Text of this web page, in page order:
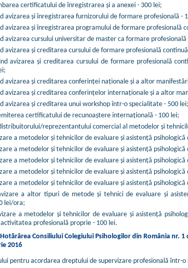
certificatului de înregistrarea şi a anexei - 300 lei;
avizarea şi înregistrarea furnizorului de formare profesională -
avizarea şi înregistrarea programului de formare profesională
avizarea cursului universitar de master ca formare
avizarea şi creditarea cursului de formare profesională
avizarea şi creditarea cursului de formare profesională
avizarea şi creditarea conferinţei naţionale şi a altor
avizarea şi creditarea conferinţelor internaţionale şi a altor
avizarea şi creditarea unui workshop într-o specialitate - 500 lei;
certificatului de recunoaştere internaţională - 100 lei;
reprezentantului comercial al metodelor şi
a metodelor şi tehnicilor de evaluare şi asistenţă psihologică
a metodelor şi tehnicilor de evaluare şi asistenţă psihologică
a metodelor şi tehnicilor de evaluare şi asistenţă psihologică
a metodelor şi tehnicilor de evaluare şi asistenţă psihologică
a metodelor şi tehnicilor de evaluare şi asistenţă psihologică
a altor tipuri de metode şi tehnici de evaluare şi
lei/ora;
a metodelor şi tehnicilor de evaluare şi asistenţă
profesională proprie - 100 lei.
Hotărârea Consiliului Colegiului Psihologilor din România nr.
2016
pentru acordarea dreptului de supervizare profesională într-